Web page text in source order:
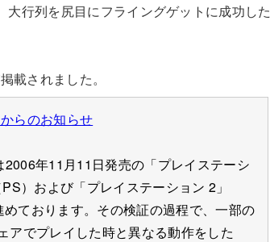
大行列を尻目にフライングゲットに成功した
載されました。
らのお知らせ
年11月11日発売の「プレイステーシ
）および「プレイステーション 2」
ております。その検証の過程で、一部の
アでプレイした時と異なる動作をした